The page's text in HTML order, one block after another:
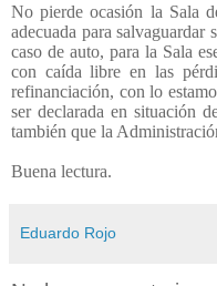
No pierde ocasión la Sala
adecuada para
caso de auto, para la Sala
con caída libre en las
refinanciación, con lo
ser declarada en situación
también que la
Buena lectura.
Eduardo Rojo